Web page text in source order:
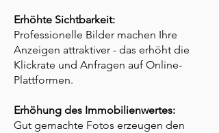
Erhöhte Sichtbarkeit:
Professionelle Bilder machen Ihre
Anzeigen attraktiver - das erhöht die
Klickrate und Anfragen auf Online-
Plattformen.
Erhöhung des Immobilienwertes:
Gut gemachte Fotos erzeugen den